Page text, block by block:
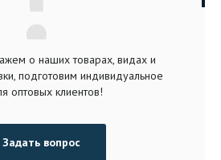
о наших товарах, видах и
подготовим индивидуальное
оптовых клиентов!
Задать вопрос